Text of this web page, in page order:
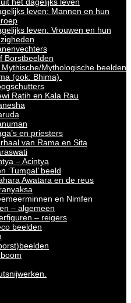
leven: Mannen en hun
leven: Vrouwen en hun
Borstbeelden
Mythische/Mythologische beelden
(ook: Bhima).
Ratih en Kala Rau
en priesters
van Rama en Sita
– Acintya
‘Tumpal’ beeld
Awatara en de reus
en Nimfen
– algemeen
– reigers
beelden